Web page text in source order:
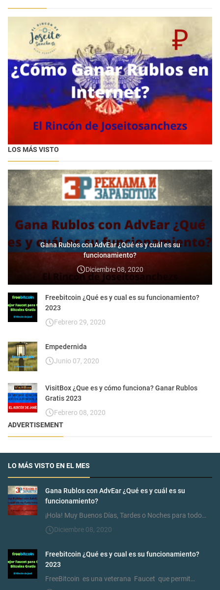
LOS MÁS VISTO
Gana Rublos con AdvEar ¿Qué es y cuál es su
funcionamiento?
Diciembre 08, 2020
Freebitcoin ¿Qué es y cual es su funcionamiento?
2023
Febrero 29, 2020
Empedernida
Junio 07, 2020
VisitBox ¿Que es y cómo funciona? Ganar Rublos
Gratis 2023
Febrero 08, 2020
ADVERTISEMENT
LO MÁS VISTO EN EL MES
Gana Rublos con AdvEar ¿Qué es y cuál es su
funcionamiento?
¡Hola! Muy Buenos Días, Tardes o Noches para todo…
Diciembre 08, 2020
Freebitcoin ¿Qué es y cual es su funcionamiento?
2023
FreeBitcoin es una veterana Faucet que permit…